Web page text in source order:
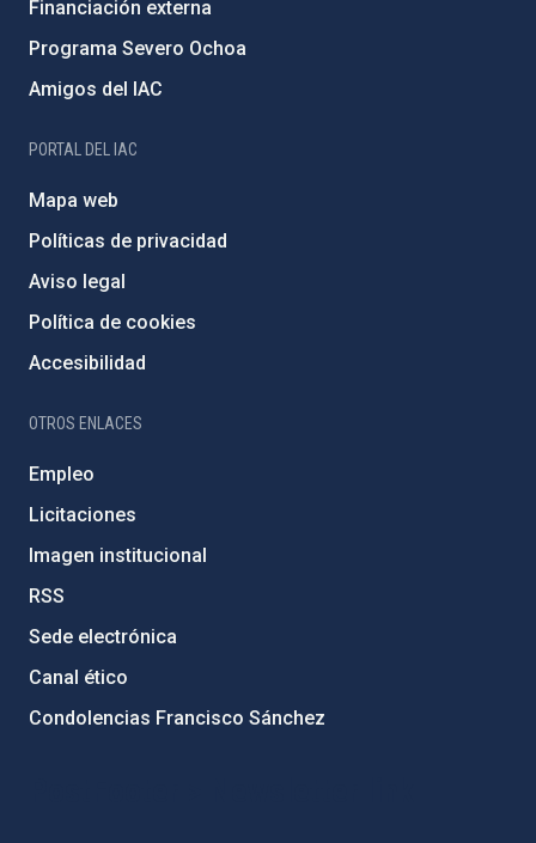
Financiación externa
Programa Severo Ochoa
Amigos del IAC
PORTAL DEL IAC
Mapa web
Políticas de privacidad
Aviso legal
Política de cookies
Accesibilidad
OTROS ENLACES
Empleo
Licitaciones
Imagen institucional
RSS
Sede electrónica
Canal ético
Condolencias Francisco Sánchez